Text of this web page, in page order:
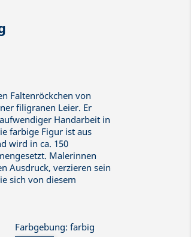
Faltenröckchen von
filigranen Leier. Er
Handarbeit in
farbige Figur ist aus
wird in ca. 150
Malerinnen
Ausdruck, verzieren sein
sich von diesem
Farbgebung: farbig